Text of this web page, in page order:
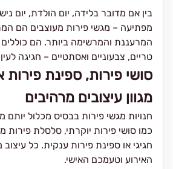
בין אם מדובר בלידה, יום הולדת, יום
מפתיעה – מגשי פירות מעוצבים הם
המרעננת והמרשימה ביותר. הם כוללים
טריים, צבעוניים ואסתטיים – חגיגה
סושי פירות, ספינת
מגוון עיצובים מרהיבים
חנויות מגשי פירות בבסיס מכלול יותם
כמו סושי פירות יוקרתי, סלסלת פירות
חגיגי או ספינת פירות ענקית. כל
האירוע וטעמכם האישי.